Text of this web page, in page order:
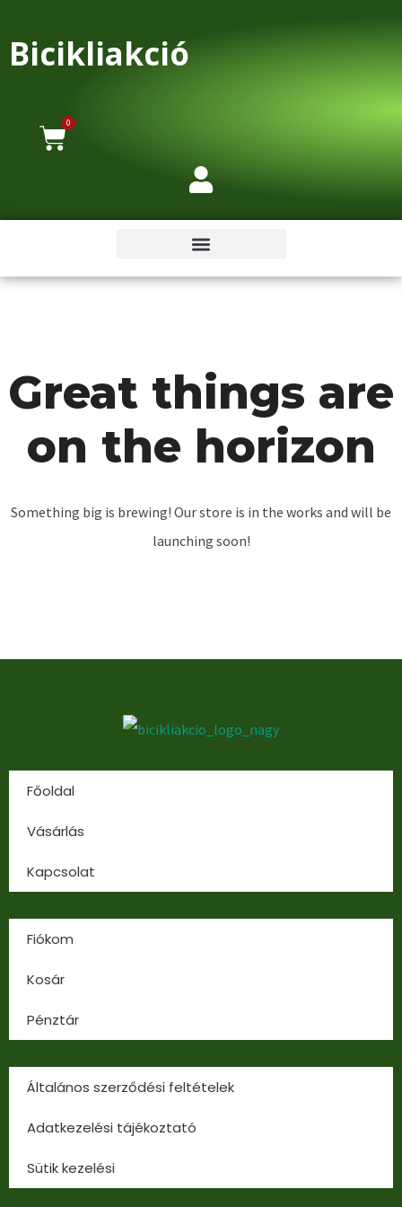
Bicikliakció
0
Great things are
on the horizon
Something big is brewing! Our store is in the works and will be
launching soon!
Főoldal
Vásárlás
Kapcsolat
Fiókom
Kosár
Pénztár
Általános szerződési feltételek
Adatkezelési tájékoztató
Sütik kezelési